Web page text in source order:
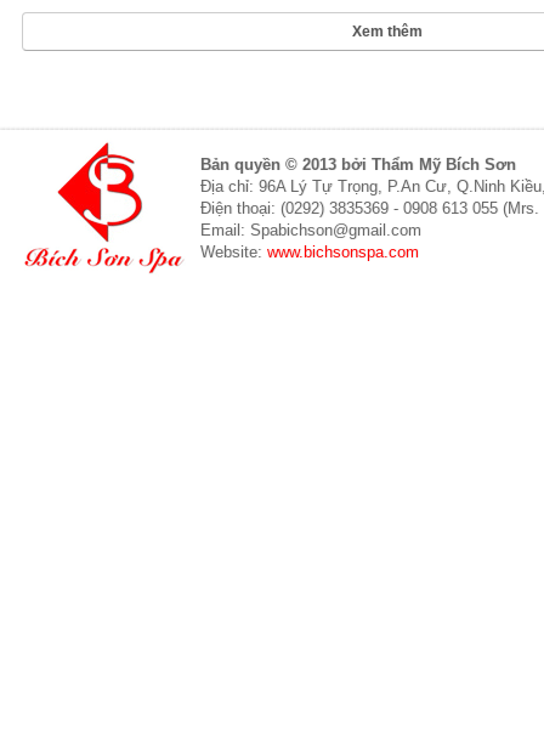
Xem thêm
Bản quyền © 2013 bởi Thẩm Mỹ Bích Sơn
Địa chỉ: 96A Lý Tự Trọng, P.An Cư, Q.Ninh
Điện thoại: (0292) 3835369 - 0908 613 055 (Mrs.
Email: Spabichson@gmail.com
Website: www.bichsonspa.com